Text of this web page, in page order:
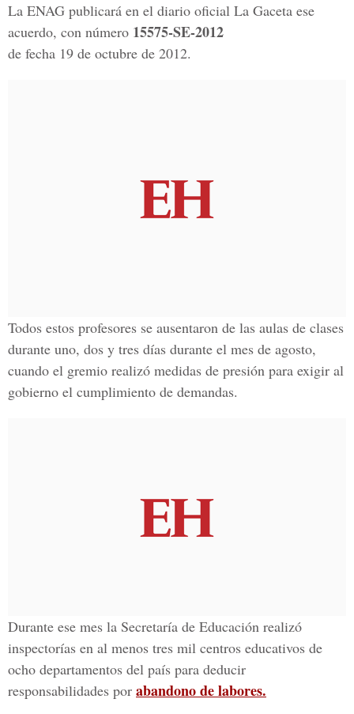
La ENAG publicará en el diario oficial La Gaceta ese
acuerdo, con número 15575-SE-2012
de fecha 19 de octubre de 2012.
Todos estos profesores se ausentaron de las aulas de clases
durante uno, dos y tres días durante el mes de agosto,
cuando el gremio realizó medidas de presión para exigir al
gobierno el cumplimiento de demandas.
Durante ese mes la Secretaría de Educación realizó
inspectorías en al menos tres mil centros educativos de
ocho departamentos del país para deducir
responsabilidades por abandono de labores.